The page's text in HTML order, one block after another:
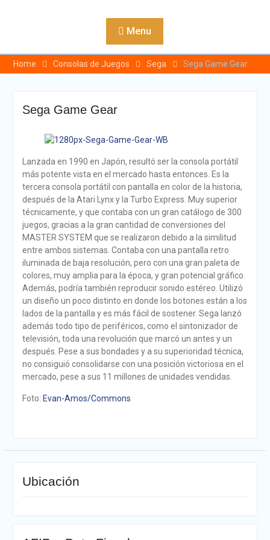
Menu
Home Consolas de Juegos Sega Sega Game Gear
Sega Game Gear
Lanzada en 1990 en Japón, resultó ser la consola portátil
más potente vista en el mercado hasta entonces. Es la
tercera consola portátil con pantalla en color de la historia,
después de la Atari Lynx y la Turbo Express. Muy superior
técnicamente, y que contaba con un gran catálogo de 300
juegos, gracias a la gran cantidad de conversiones del
MASTER SYSTEM que se realizaron debido a la similitud
entre ambos sistemas. Contaba con una pantalla retro
iluminada de baja resolución, pero con una gran paleta de
colores, muy amplia para la época, y gran potencial gráfico.
Además, podría también reproducir sonido estéreo. Utilizó
un diseño un poco distinto en donde los botones están a los
lados de la pantalla y es más fácil de sostener. Sega lanzó
además todo tipo de periféricos, como el sintonizador de
televisión, toda una revolución que marcó un antes y un
después. Pese a sus bondades y a su superioridad técnica,
no consiguió consolidarse con una posición victoriosa en el
mercado, pese a sus 11 millones de unidades vendidas.
Foto: Evan-Amos/Commons
Ubicación